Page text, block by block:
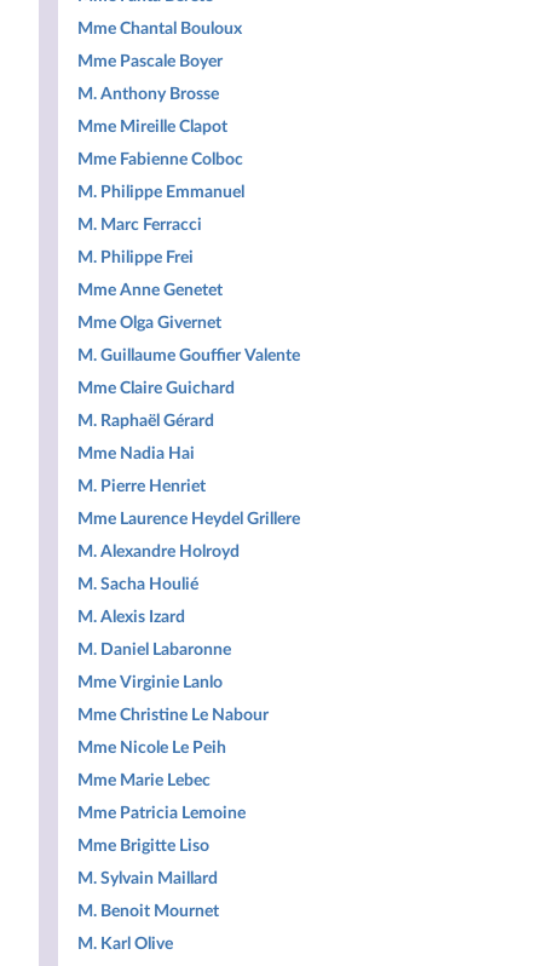
Mme Chantal Bouloux
Mme Pascale Boyer
M. Anthony Brosse
Mme Mireille Clapot
Mme Fabienne Colboc
M. Philippe Emmanuel
M. Marc Ferracci
M. Philippe Frei
Mme Anne Genetet
Mme Olga Givernet
M. Guillaume Gouffier Valente
Mme Claire Guichard
M. Raphaël Gérard
Mme Nadia Hai
M. Pierre Henriet
Mme Laurence Heydel Grillere
M. Alexandre Holroyd
M. Sacha Houlié
M. Alexis Izard
M. Daniel Labaronne
Mme Virginie Lanlo
Mme Christine Le Nabour
Mme Nicole Le Peih
Mme Marie Lebec
Mme Patricia Lemoine
Mme Brigitte Liso
M. Sylvain Maillard
M. Benoit Mournet
M. Karl Olive